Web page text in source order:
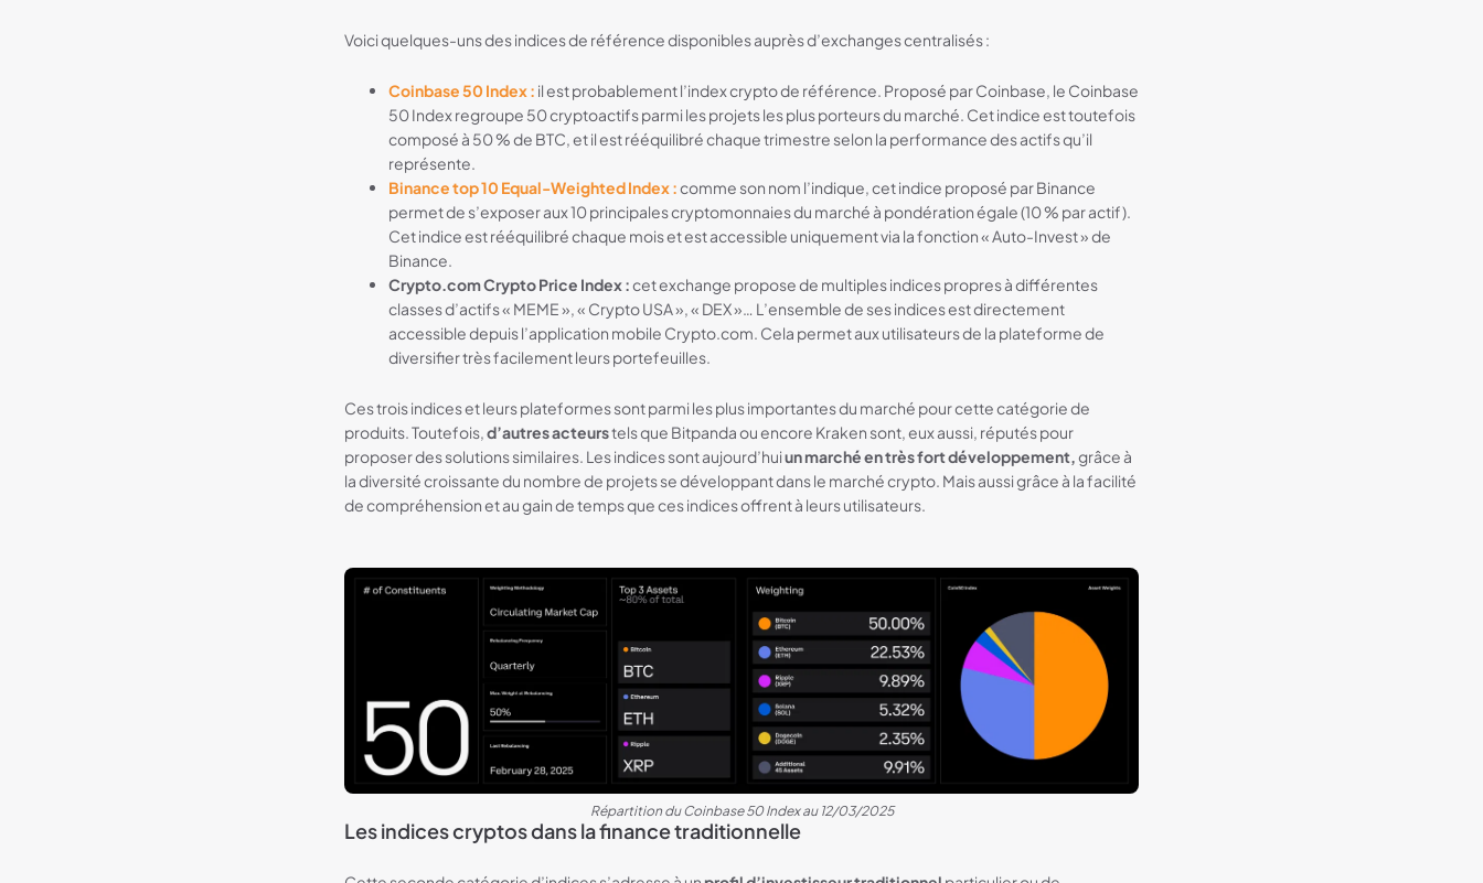
Voici quelques-uns des indices de référence disponibles auprès d’exchanges centralisés :
Coinbase 50 Index : il est probablement l’index crypto de référence. Proposé par Coinbase, le Coinbase
50 Index regroupe 50 cryptoactifs parmi les projets les plus porteurs du marché. Cet indice est toutefois
composé à 50 % de BTC, et il est rééquilibré chaque trimestre selon la performance des actifs qu’il
représente.
Binance top 10 Equal-Weighted Index :comme son nom l’indique, cet indice proposé par Binance
permet de s’exposer aux 10 principales cryptomonnaies du marché à pondération égale (10 % par actif).
Cet indice est rééquilibré chaque mois et est accessible uniquement via la fonction « Auto-Invest » de
Binance.
Crypto.com Crypto Price Index :cet exchange propose de multiples indices propres à différentes
classes d’actifs « MEME », « Crypto USA », « DEX »… L’ensemble de ses indices est directement
accessible depuis l’application mobile Crypto.com. Cela permet aux utilisateurs de la plateforme de
diversifier très facilement leurs portefeuilles.
Ces trois indices et leurs plateformes sont parmi les plus importantes du marché pour cette catégorie de
produits. Toutefois,d’autres acteurstels que Bitpanda ou encore Kraken sont, eux aussi, réputés pour
proposer des solutions similaires. Les indices sont aujourd’huiun marché en très fort développement,grâce à
la diversité croissante du nombre de projets se développant dans le marché crypto. Mais aussi grâce à la facilité
de compréhension et au gain de temps que ces indices offrent à leurs utilisateurs.
Répartition du Coinbase 50 Index au 12/03/2025
Les indices cryptos dans la finance traditionnelle